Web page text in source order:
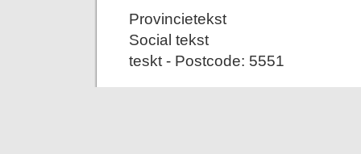
Provincietekst
Social tekst
teskt - Postcode: 5551